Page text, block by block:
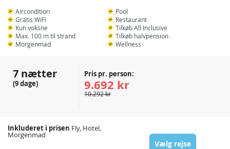
Aircondition
Gratis WiFi
Kun voksne
Max. 100 m til strand
Morgenmad
Pool
Restaurant
Tilkøb All Inclusive
Tilkøb halvpension
Wellness
7 nætter
(9 dage)
Pris pr. person:
9.692 kr
10.292 kr
Inkluderet i prisen Fly, Hotel,
Morgenmad
Vælg rejse